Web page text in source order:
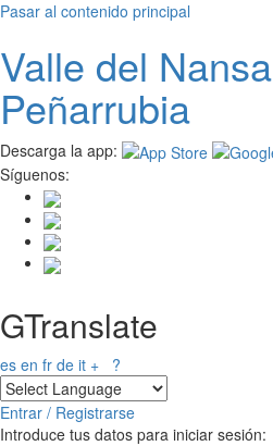
Pasar al contenido principal
Valle del Nansa
Peñarrubia
Descarga la app:
Síguenos:
GTranslate
es en fr de it + ?
Entrar / Registrarse
Introduce tus datos para iniciar sesión: